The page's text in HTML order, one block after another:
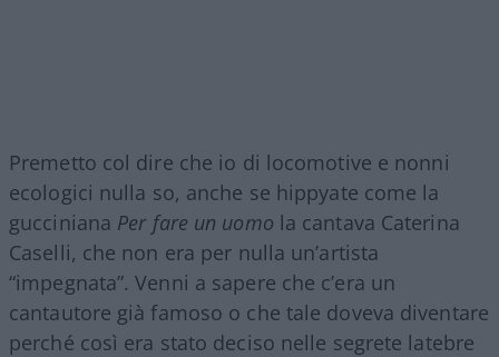
Premetto col dire che io di locomotive e nonni
ecologici nulla so, anche se hippyate come la
gucciniana Per fare un uomo la cantava Caterina
Caselli, che non era per nulla un’artista
“impegnata”. Venni a sapere che c’era un
cantautore già famoso o che tale doveva diventare
perché così era stato deciso nelle segrete latebre